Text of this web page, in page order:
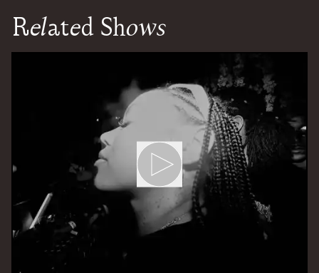
Related Shows